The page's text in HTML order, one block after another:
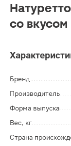
со вкусом
Бренд
Производитель
Форма выпуска
Вес, кг
Страна